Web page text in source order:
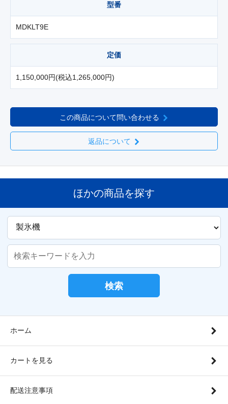
型番
MDKLT9E
定価
1,150,000円(税込1,265,000円)
この商品について問い合わせる
返品について
ほかの商品を探す
検索
ホーム
カートを見る
配送注意事項